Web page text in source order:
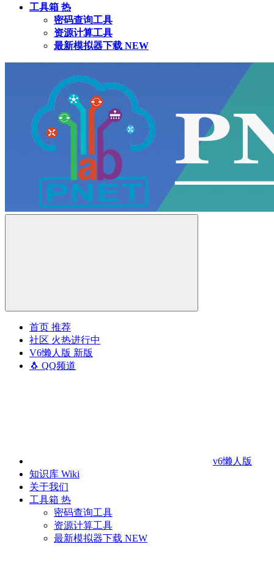
工具箱 热
密码查询工具
资源计算工具
最新模拟器下载 NEW
首页 推荐
社区 火热进行中
V6懒人版 新版
🐧 QQ频道
v6懒人版
知识库 Wiki
关于我们
工具箱 热
密码查询工具
资源计算工具
最新模拟器下载 NEW